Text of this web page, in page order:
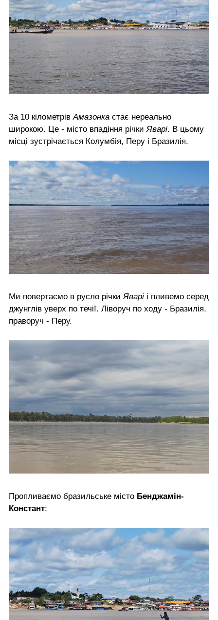
За 10 кілометрівАмазонка стає нереально
широкою. Це - місто впадіння річкиЯварі. В цьому
місці зустрічається Колумбія, Перу і Бразилія.
Ми повертаємо в русло річки Яварі і пливемо серед
джунглів уверх по течії. Ліворуч по ходу - Бразилія,
праворуч - Перу.
Пропливаємо бразильське місто Бенджамін-
Констант: